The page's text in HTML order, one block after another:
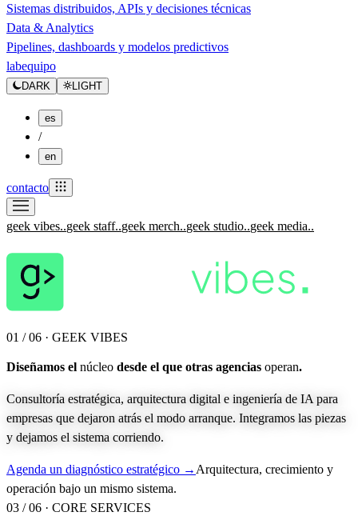
Sistemas distribuidos, APIs y decisiones técnicas
Data & Analytics
Pipelines, dashboards y modelos predictivos
labequipo
DARK LIGHT
es
/
en
contacto
geek vibes..geek staff..geek merch..geek studio..geek media..
01 / 06 · GEEK VIBES
Diseñamos el núcleo desde el que otras agencias operan.
Consultoría estratégica, arquitectura digital e ingeniería de IA para
empresas que dejaron atrás el modo arranque. Integramos las piezas
y dejamos el sistema corriendo.
Agenda un diagnóstico estratégico → Arquitectura, crecimiento y
operación bajo un mismo sistema.
03 / 06 · CORE SERVICES